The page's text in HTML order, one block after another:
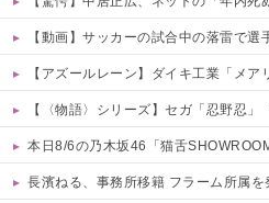
【動画】サッカーの試合中の落雷で選
【アズールレーン】ダイキ工業「メアリー・セレスト グリ
【〈物語〉シリーズ】セガ「忍野忍」「斧乃木
本日8/6の乃木坂46「猫舌
長濱ねる、事務所移籍 フラーム所属を